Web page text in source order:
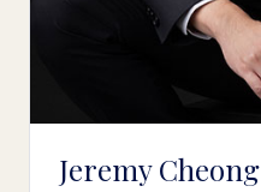
Jeremy Cheong